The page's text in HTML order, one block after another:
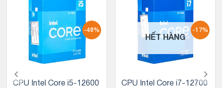
-48%
CPU Intel Core i5-12600
-17%
HẾT HÀNG
CPU Intel Core i7-12700